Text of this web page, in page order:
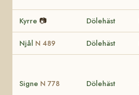
Kyrre 📷 Dölehäst
Njål N 489 Dölehäst
Signe N 778 Dölehäst